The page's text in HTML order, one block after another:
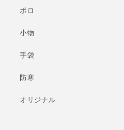
ポロ
小物
手袋
防寒
オリジナル